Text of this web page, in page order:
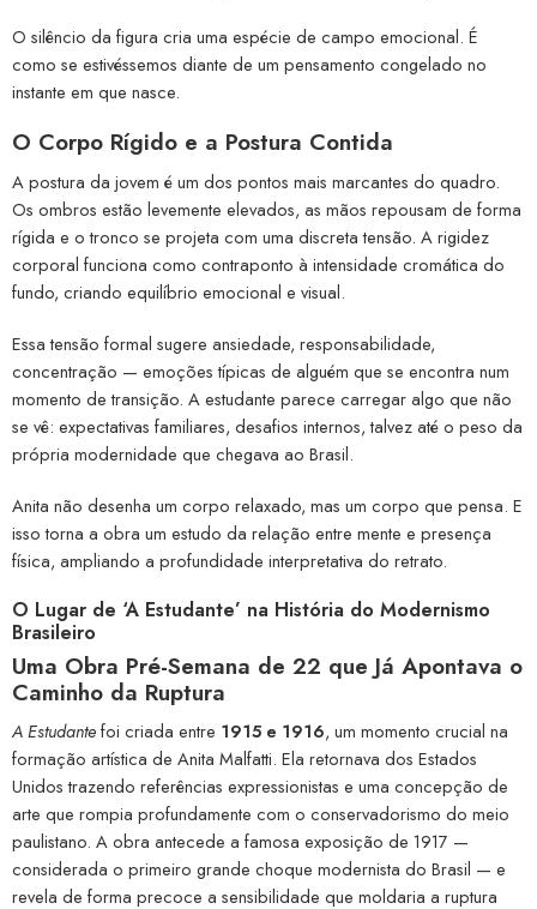
O silêncio da figura cria uma espécie de campo emocional. É
como se estivéssemos diante de um pensamento congelado no
instante em que nasce.
O Corpo Rígido e a Postura Contida
A postura da jovem é um dos pontos mais marcantes do quadro.
Os ombros estão levemente elevados, as mãos repousam de forma
rígida e o tronco se projeta com uma discreta tensão. A rigidez
corporal funciona como contraponto à intensidade cromática do
fundo, criando equilíbrio emocional e visual.
Essa tensão formal sugere ansiedade, responsabilidade,
concentração — emoções típicas de alguém que se encontra num
momento de transição. A estudante parece carregar algo que não
se vê: expectativas familiares, desafios internos, talvez até o peso da
própria modernidade que chegava ao Brasil.
Anita não desenha um corpo relaxado, mas um corpo que pensa. E
isso torna a obra um estudo da relação entre mente e presença
física, ampliando a profundidade interpretativa do retrato.
O Lugar de ‘A Estudante’ na História do Modernismo
Brasileiro
Uma Obra Pré-Semana de 22 que Já Apontava o
Caminho da Ruptura
A Estudantefoi criada entre 1915 e 1916, um momento crucial na
formação artística de Anita Malfatti. Ela retornava dos Estados
Unidos trazendo referências expressionistas e uma concepção de
arte que rompia profundamente com o conservadorismo do meio
paulistano. A obra antecede a famosa exposição de 1917 —
considerada o primeiro grande choque modernista do Brasil — e
revela de forma precoce a sensibilidade que moldaria a ruptura